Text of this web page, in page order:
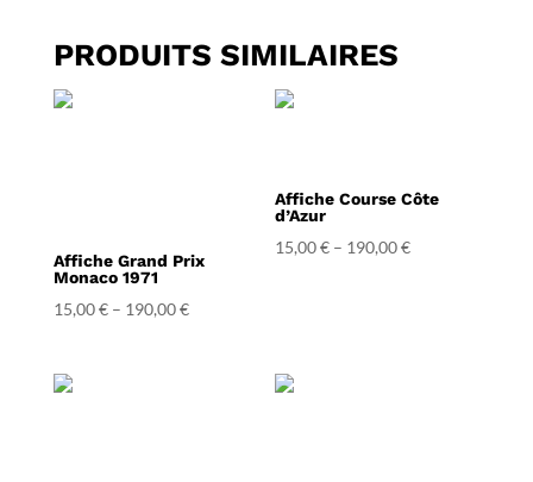
PRODUITS SIMILAIRES
Affiche Grand Prix
Monaco 1971
15,00€– 190,00€
Affiche Course Côte
d’Azur
15,00€ – 190,00€